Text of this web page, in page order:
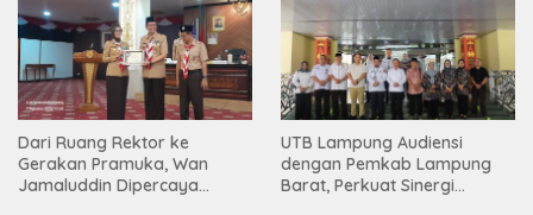
Dari Ruang Rektor ke
Gerakan Pramuka, Wan
Jamaluddin Dipercaya
UTB Lampung Audiensi
dengan Pemkab Lampung
Barat, Perkuat Sinergi